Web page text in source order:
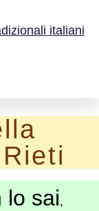
italiani
lo sai,